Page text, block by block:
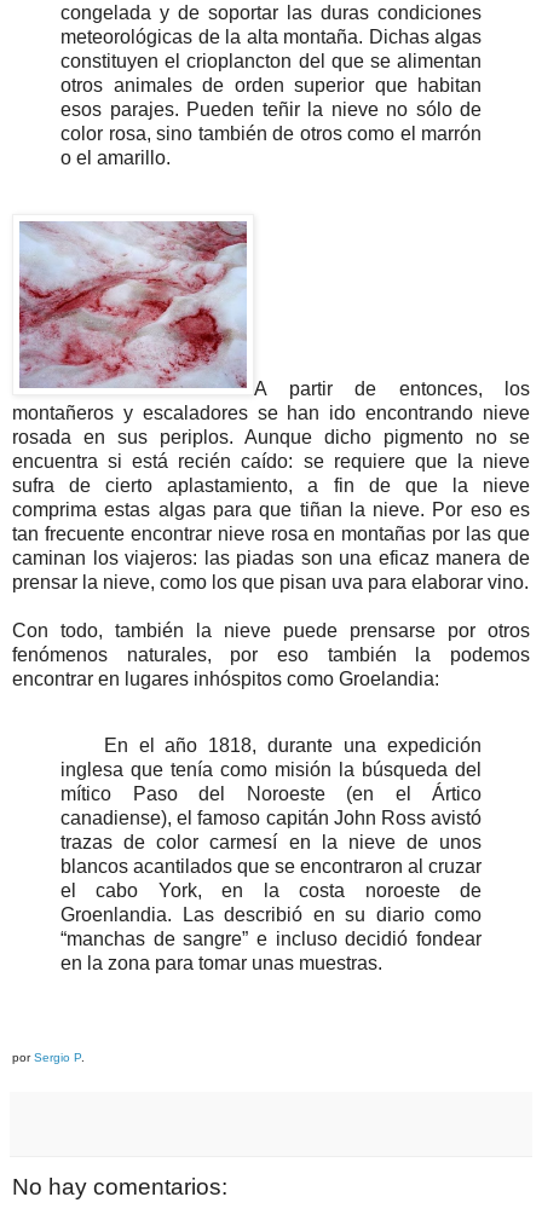
congelada y de soportar las duras condiciones
meteorológicas de la alta montaña. Dichas algas
constituyen el crioplancton del que se alimentan
otros animales de orden superior que habitan
esos parajes. Pueden teñir la nieve no sólo de
color rosa, sino también de otros como el marrón
o el amarillo.
A partir de entonces, los
montañeros y escaladores se han ido encontrando nieve
rosada en sus periplos. Aunque dicho pigmento no se
encuentra si está recién caído: se requiere que la nieve
sufra de cierto aplastamiento, a fin de que la nieve
comprima estas algas para que tiñan la nieve. Por eso es
tan frecuente encontrar nieve rosa en montañas por las que
caminan los viajeros: las piadas son una eficaz manera de
prensar la nieve, como los que pisan uva para elaborar vino.
Con todo, también la nieve puede prensarse por otros
fenómenos naturales, por eso también la podemos
encontrar en lugares inhóspitos como Groelandia:
En el año 1818, durante una expedición
inglesa que tenía como misión la búsqueda del
mítico Paso del Noroeste (en el Ártico
canadiense), el famoso capitán John Ross avistó
trazas de color carmesí en la nieve de unos
blancos acantilados que se encontraron al cruzar
el cabo York, en la costa noroeste de
Groenlandia. Las describió en su diario como
“manchas de sangre” e incluso decidió fondear
en la zona para tomar unas muestras.
porSergio P.
No hay comentarios: